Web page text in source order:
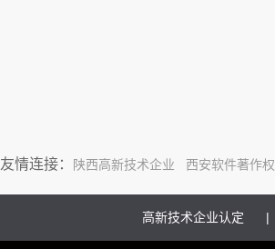
友情连接： 陕西高新技术企业 西安软件著作权
高新技术企业认定